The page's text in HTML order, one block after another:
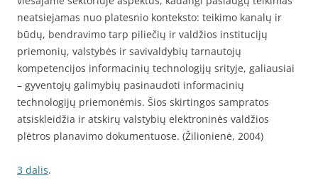
neatsiejamas nuo platesnio konteksto: teikimo kanalų ir
būdų, bendravimo tarp piliečių ir valdžios institucijų
priemonių, valstybės ir savivaldybių tarnautojų
kompetencijos informacinių technologijų srityje, galiausiai
– gyventojų galimybių pasinaudoti informacinių
technologijų priemonėmis. Šios skirtingos sampratos
atsiskleidžia ir atskirų valstybių elektroninės valdžios
plėtros planavimo dokumentuose. (Žilionienė, 2004)
3 dalis.